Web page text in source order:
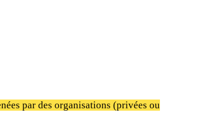
par des organisations (privées ou